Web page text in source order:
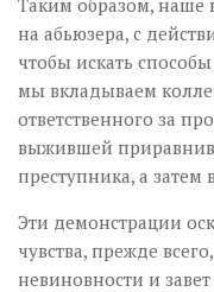
на абьюзера, с
чтобы искать
мы вкладываем
ответственного за
выжившей
преступника, а затем
Эти демонстрации
чувства, прежде
невиновности и